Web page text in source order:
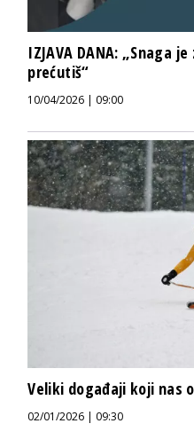
IZJAVA DANA: „Snaga
prećutiš“
10/04/2026 | 09:00
Veliki događaji koji nas
02/01/2026 | 09:30